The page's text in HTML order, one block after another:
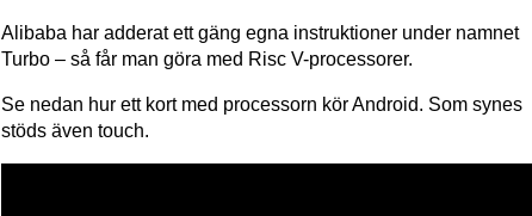
Alibaba har adderat ett gäng egna instruktioner under namnet
Turbo – så får man göra med Risc V-processorer.
Se nedan hur ett kort med processorn kör Android. Som synes
stöds även touch.